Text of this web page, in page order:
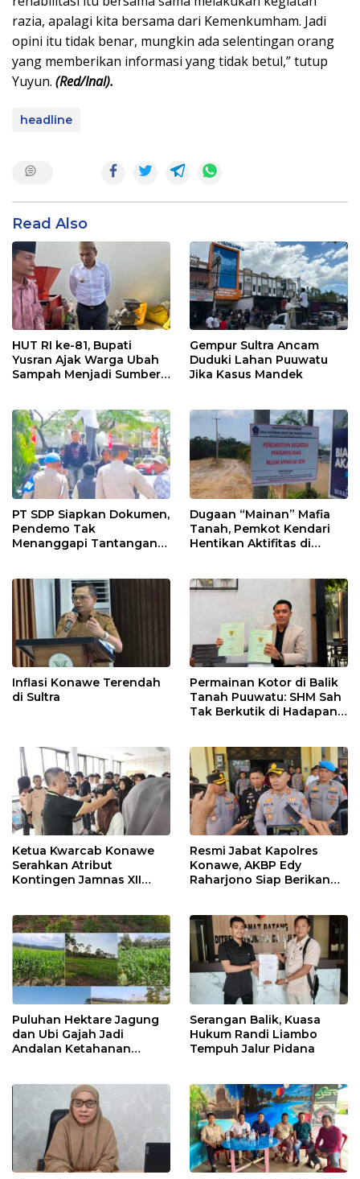
razia, apalagi kita bersama dari Kemenkumham. Jadi
opini itu tidak benar, mungkin ada selentingan orang
yang memberikan informasi yang tidak betul,” tutup
Yuyun. (Red/Inal).
headline
Read Also
HUT RI ke-81, Bupati
Yusran Ajak Warga Ubah
Sampah Menjadi Sumber
Gempur Sultra Ancam
Duduki Lahan Puuwatu
Jika Kasus Mandek
PT SDP Siapkan Dokumen,
Pendemo Tak
Menanggapi Tantangan
Dugaan “Mainan” Mafia
Tanah, Pemkot Kendari
Hentikan Aktifitas di
Inflasi Konawe Terendah
di Sultra
Permainan Kotor di Balik
Tanah Puuwatu: SHM Sah
Tak Berkutik di Hadapan
Ketua Kwarcab Konawe
Serahkan Atribut
Kontingen Jamnas XII
Resmi Jabat Kapolres
Konawe, AKBP Edy
Raharjono Siap Berikan
Puluhan Hektare Jagung
dan Ubi Gajah Jadi
Andalan Ketahanan
Serangan Balik, Kuasa
Hukum Randi Liambo
Tempuh Jalur Pidana